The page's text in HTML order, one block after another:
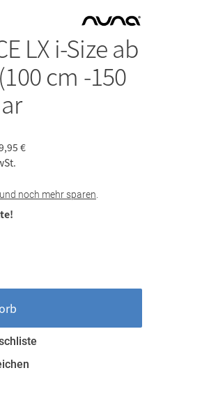
LX i-Size ab
cm -150
€
noch mehr sparen